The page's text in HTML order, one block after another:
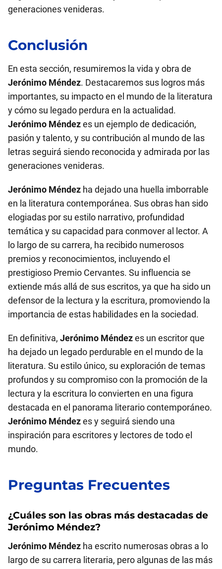
generaciones venideras.
Conclusión
En esta sección, resumiremos la vida y obra de
Jerónimo Méndez. Destacaremos sus logros más
importantes, su impacto en el mundo de la literatura
y cómo su legado perdura en la actualidad.
Jerónimo Méndezes un ejemplo de dedicación,
pasión y talento, y su contribución al mundo de las
letras seguirá siendo reconocida y admirada por las
generaciones venideras.
Jerónimo Méndez ha dejado una huella imborrable
en la literatura contemporánea. Sus obras han sido
elogiadas por su estilo narrativo, profundidad
temática y su capacidad para conmover al lector. A
lo largo de su carrera, ha recibido numerosos
premios y reconocimientos, incluyendo el
prestigioso Premio Cervantes. Su influencia se
extiende más allá de sus escritos, ya que ha sido un
defensor de la lectura y la escritura, promoviendo la
importancia de estas habilidades en la sociedad.
En definitiva, Jerónimo Méndezes un escritor que
ha dejado un legado perdurable en el mundo de la
literatura. Su estilo único, su exploración de temas
profundos y su compromiso con la promoción de la
lectura y la escritura lo convierten en una figura
destacada en el panorama literario contemporáneo.
Jerónimo Méndezes y seguirá siendo una
inspiración para escritores y lectores de todo el
mundo.
Preguntas Frecuentes
¿Cuáles son las obras más destacadas de
Jerónimo Méndez?
Jerónimo Méndez ha escrito numerosas obras a lo
largo de su carrera literaria, pero algunas de las más